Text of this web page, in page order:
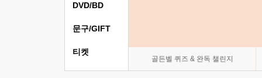
골든벨 퀴즈 & 완독 챌린지
DVD/BD
문구/GIFT
티켓